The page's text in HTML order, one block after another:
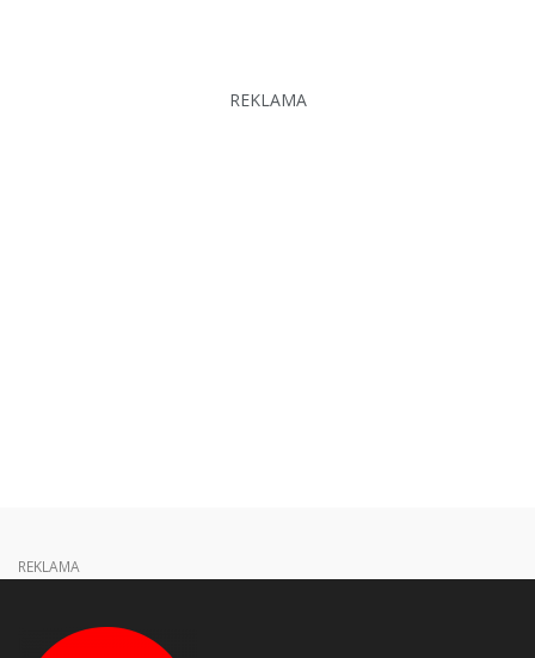
REKLAMA
REKLAMA